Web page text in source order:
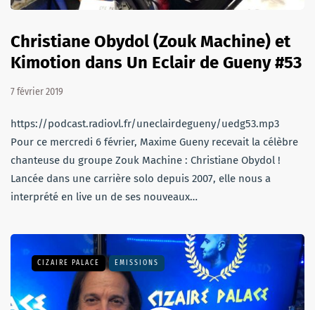
Christiane Obydol (Zouk Machine) et
Kimotion dans Un Eclair de Gueny #53
7 février 2019
https://podcast.radiovl.fr/uneclairdegueny/uedg53.mp3
Pour ce mercredi 6 février, Maxime Gueny recevait la célèbre
chanteuse du groupe Zouk Machine : Christiane Obydol !
Lancée dans une carrière solo depuis 2007, elle nous a
interprété en live un de ses nouveaux…
CIZAIRE PALACE EMISSIONS